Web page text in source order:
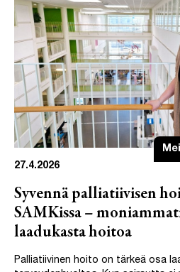
27.4.2026
Syvennä palliatiivisen
SAMKissa –
laadukasta hoitoa
Palliatiivinen hoito on tärkeä osa